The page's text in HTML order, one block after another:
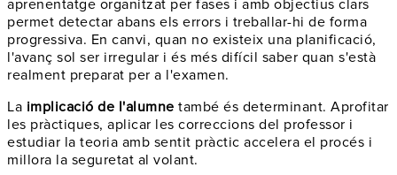
aprenentatge organitzat per fases i amb objectius clars
permet detectar abans els errors i treballar-hi de forma
progressiva. En canvi, quan no existeix una planificació,
l'avanç sol ser irregular i és més difícil saber quan s'està
realment preparat per a l'examen.
La implicació de l'alumne també és determinant. Aprofitar
les pràctiques, aplicar les correccions del professor i
estudiar la teoria amb sentit pràctic accelera el procés i
millora la seguretat al volant.